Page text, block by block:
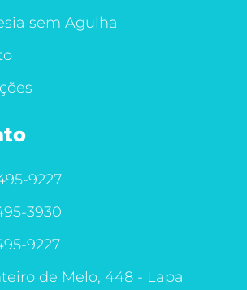
sem Agulha
9227
3930
9227
de Melo, 448 - Lapa